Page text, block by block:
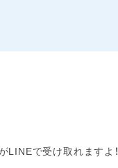
で受け取れますよ！